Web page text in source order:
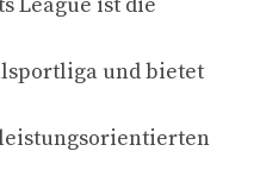
und bietet